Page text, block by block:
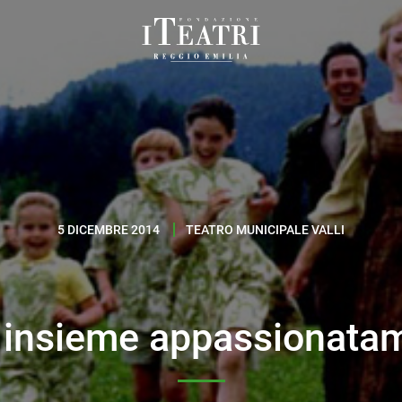
I
Reggio
Emilia
5 DICEMBRE 2014 TEATRO MUNICIPALE VALLI